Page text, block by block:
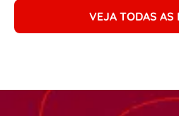
VEJA TODAS AS